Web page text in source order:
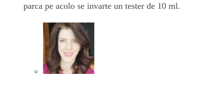
parca pe acolo se invarte un tester de 10 ml.